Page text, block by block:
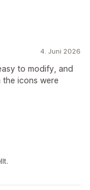
4. Juni 2026
to modify, and
icons were